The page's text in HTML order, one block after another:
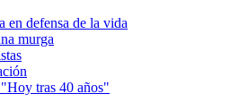
en defensa de la vida
murga
tras 40 años"